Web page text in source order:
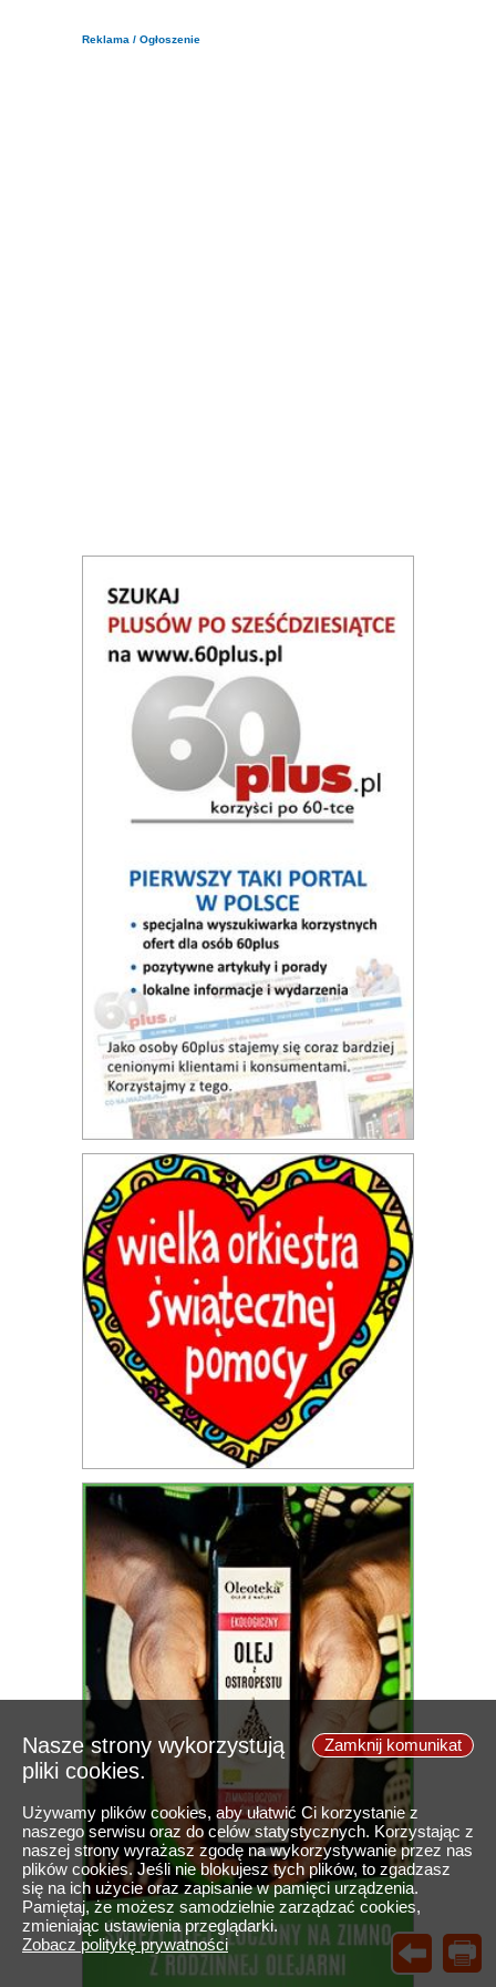
Zamknij komunikat
Nasze strony wykorzystują
pliki cookies.
Używamy plików cookies, aby ułatwić Ci korzystanie z
naszego serwisu oraz do celów statystycznych. Korzystając z
naszej strony wyrażasz zgodę na wykorzystywanie przez nas
plików cookies. Jeśli nie blokujesz tych plików, to zgadzasz
się na ich użycie oraz zapisanie w pamięci urządzenia.
Pamiętaj, że możesz samodzielnie zarządzać cookies,
zmieniając ustawienia przeglądarki.
Zobacz politykę prywatności
Reklama / Ogłoszenie